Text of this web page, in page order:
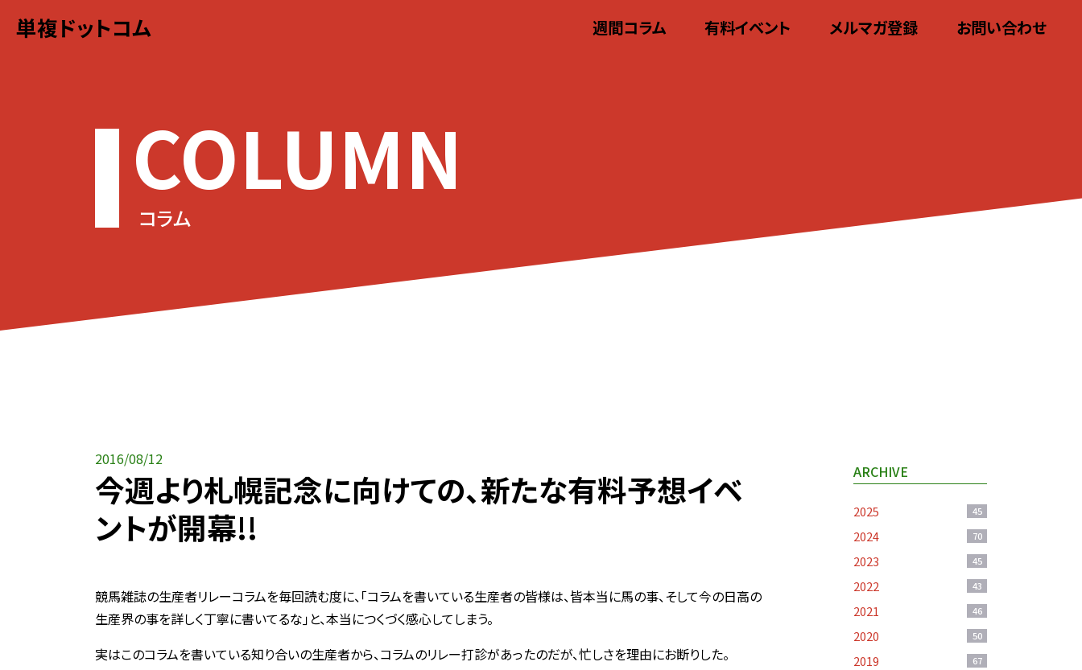
単複ドットコム 週間コラム 有料イベント メルマガ登録 お問い合わせ
COLUMN
コラム
2016/08/12
今週より札幌記念に向けての、新たな有料予想イベ
ントが開幕!!
競馬雑誌の生産者リレーコラムを毎回読む度に、｢コラムを書いている生産者の皆様は、皆本当に馬の事、そして今の日高の
生産界の事を詳しく丁寧に書いてるな｣と、本当につくづく感心してしまう。
実はこのコラムを書いている知り合いの生産者から、コラムのリレー打診があったのだが、忙しさを理由にお断りした。
ARCHIVE
2025 45
2024 70
2023 45
2022 43
2021 46
2020 50
2019 67